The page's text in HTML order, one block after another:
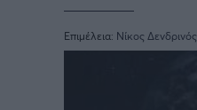
Επιμέλεια: Νίκος Δενδρινός